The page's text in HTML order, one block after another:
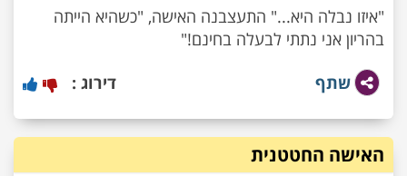
"איזו נבלה היא..." התעצבנה האישה, "כשהיא הייתה
בהריון אני נתתי לבעלה בחינם!"
שתף
דירוג :
האישה החטטנית